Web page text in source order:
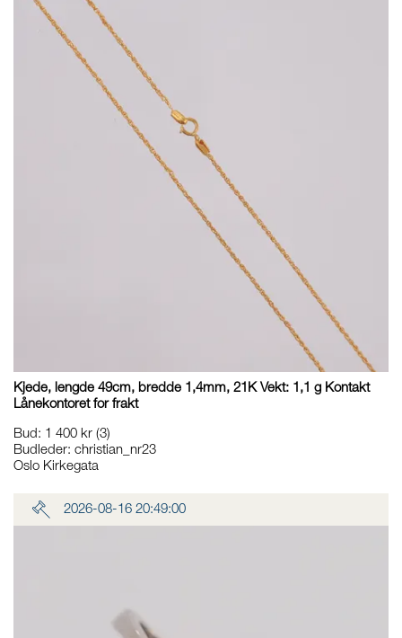
Kjede, lengde 49cm, bredde 1,4mm, 21K Vekt: 1,1 g Kontakt
Lånekontoret for frakt
Bud: 1 400 kr (3)
Budleder: christian_nr23
Oslo Kirkegata
2026-08-16 20:49:00